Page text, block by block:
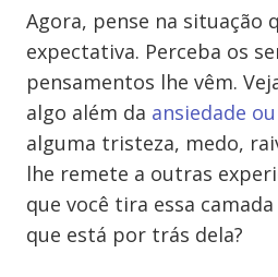
Agora, pense na situação
expectativa. Perceba os
pensamentos lhe vêm.
algo além da ansiedade
alguma tristeza, medo,
lhe remete a outras
que você tira essa
que está por trás dela?